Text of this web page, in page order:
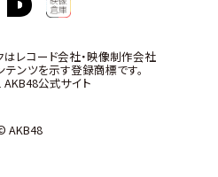
はレコード会社・映像制作会社
ンツを示す登録商標です。
公式サイト
AKB48